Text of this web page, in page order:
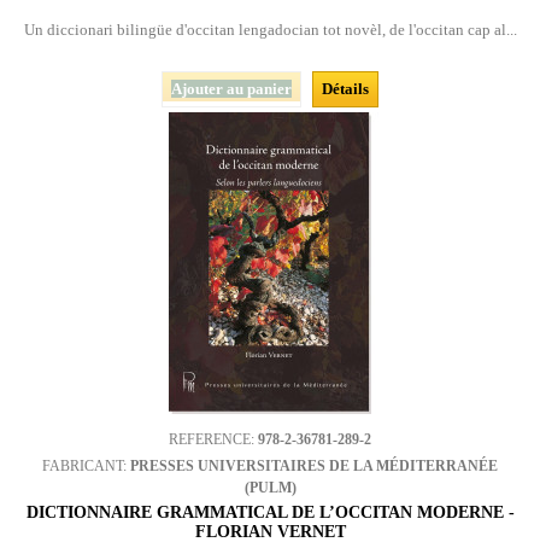
Un diccionari bilingüe d'occitan lengadocian tot novèl, de l'occitan cap al...
Ajouter au panier Détails
REFERENCE: 978-2-36781-289-2
FABRICANT: PRESSES UNIVERSITAIRES DE LA MÉDITERRANÉE
(PULM)
DICTIONNAIRE GRAMMATICAL DE L’OCCITAN MODERNE -
FLORIAN VERNET